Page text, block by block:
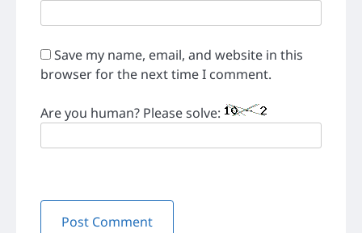
Save my name, email, and website in this
browser for the next time I comment.
Are you human? Please solve: